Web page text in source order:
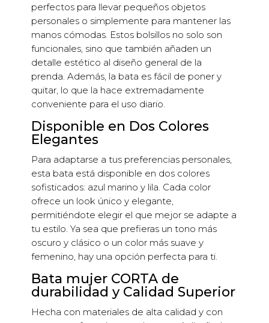
perfectos para llevar pequeños objetos
personales o simplemente para mantener las
manos cómodas. Estos bolsillos no solo son
funcionales, sino que también añaden un
detalle estético al diseño general de la
prenda. Además, la bata es fácil de poner y
quitar, lo que la hace extremadamente
conveniente para el uso diario.
Disponible en Dos Colores
Elegantes
Para adaptarse a tus preferencias personales,
esta bata está disponible en dos colores
sofisticados: azul marino y lila. Cada color
ofrece un look único y elegante,
permitiéndote elegir el que mejor se adapte a
tu estilo. Ya sea que prefieras un tono más
oscuro y clásico o un color más suave y
femenino, hay una opción perfecta para ti.
Bata mujer CORTA de
durabilidad y Calidad Superior
Hecha con materiales de alta calidad y con